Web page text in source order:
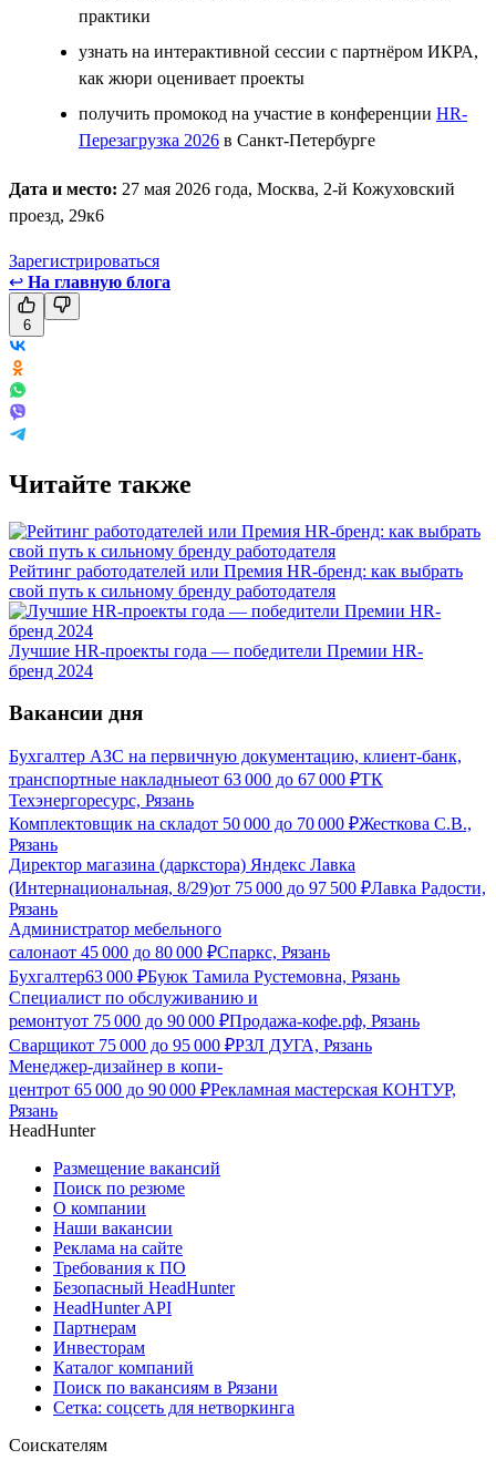
практики
узнать на интерактивной сессии с партнёром ИКРА,
как жюри оценивает проекты
получить промокод на участие в конференции HR-
Перезагрузка 2026 в Санкт-Петербурге
Дата и место: 27 мая 2026 года, Москва, 2-й Кожуховский
проезд, 29к6
Зарегистрироваться
↩ На главную блога
6
Читайте также
Рейтинг работодателей или Премия HR-бренд: как выбрать
свой путь к сильному бренду работодателя
Лучшие HR-проекты года — победители Премии HR-
бренд 2024
Вакансии дня
Бухгалтер АЗС на первичную документацию, клиент-банк,
транспортные накладныеот 63 000 до 67 000 ₽ТК
Техэнергоресурс, Рязань
Комплектовщик на складот 50 000 до 70 000 ₽Жесткова С.В.,
Рязань
Директор магазина (даркстора) Яндекс Лавка
(Интернациональная, 8/29)от 75 000 до 97 500 ₽Лавка Радости,
Рязань
Администратор мебельного
салонаот 45 000 до 80 000 ₽Спаркс, Рязань
Бухгалтер63 000 ₽Буюк Тамила Рустемовна, Рязань
Специалист по обслуживанию и
ремонтуот 75 000 до 90 000 ₽Продажа-кофе.рф, Рязань
Сварщикот 75 000 до 95 000 ₽РЗЛ ДУГА, Рязань
Менеджер-дизайнер в копи-
центрот 65 000 до 90 000 ₽Рекламная мастерская КОНТУР,
Рязань
HeadHunter
Размещение вакансий
Поиск по резюме
О компании
Наши вакансии
Реклама на сайте
Требования к ПО
Безопасный HeadHunter
HeadHunter API
Партнерам
Инвесторам
Каталог компаний
Поиск по вакансиям в Рязани
Сетка: соцсеть для нетворкинга
Соискателям